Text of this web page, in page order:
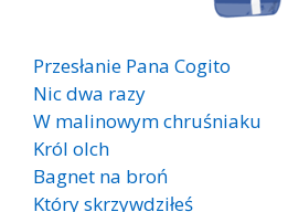
Przesłanie Pana Cogito
Nic dwa razy
W malinowym chruśniaku
Król olch
Bagnet na broń
Który skrzywdziłeś